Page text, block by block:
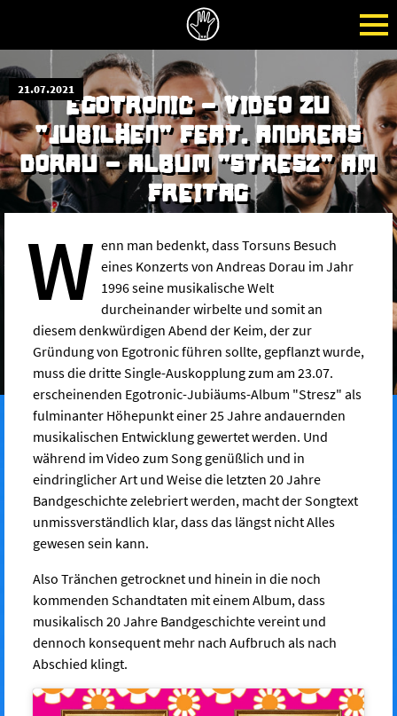
21.07.2021
EGOTRONIC - VIDEO ZU
"JUBILÄEN" FEAT. ANDREAS
DORAU - ALBUM "STRESZ" AM
FREITAG
W enn man bedenkt, dass Torsuns Besuch
eines Konzerts von Andreas Dorau im Jahr
1996 seine musikalische Welt
durcheinander wirbelte und somit an
diesem denkwürdigen Abend der Keim, der zur
Gründung von Egotronic führen sollte, gepflanzt wurde,
muss die dritte Single-Auskopplung zum am 23.07.
erscheinenden Egotronic-Jubiäums-Album "Stresz" als
fulminanter Höhepunkt einer 25 Jahre andauernden
musikalischen Entwicklung gewertet werden. Und
während im Video zum Song genüßlich und in
eindringlicher Art und Weise die letzten 20 Jahre
Bandgeschichte zelebriert werden, macht der Songtext
unmissverständlich klar, dass das längst nicht Alles
gewesen sein kann.
Also Tränchen getrocknet und hinein in die noch
kommenden Schandtaten mit einem Album, dass
musikalisch 20 Jahre Bandgeschichte vereint und
dennoch konsequent mehr nach Aufbruch als nach
Abschied klingt.